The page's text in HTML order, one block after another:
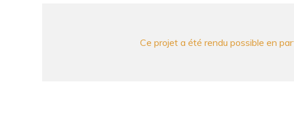
Ce projet a été rendu possible en